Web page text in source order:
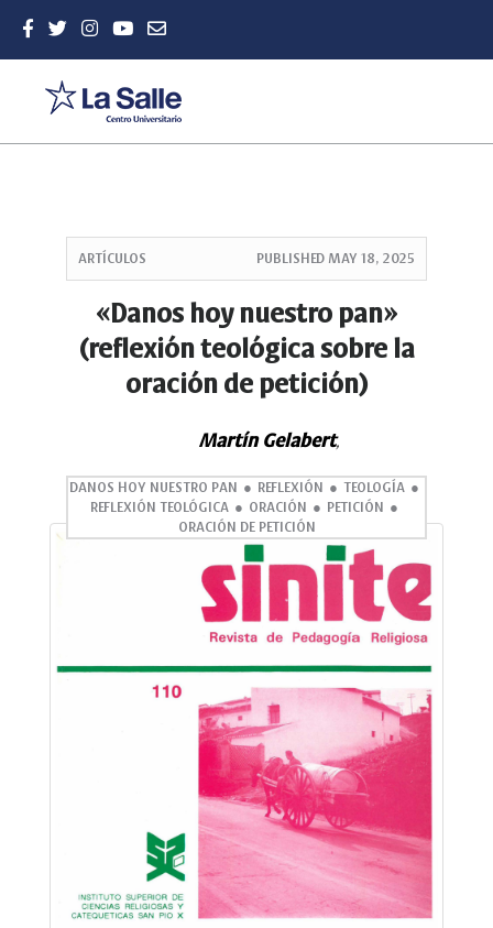
ARTÍCULOS PUBLISHED MAY 18, 2025
«Danos hoy nuestro pan»
(reflexión teológica sobre la
oración de petición)
Martín Gelabert,
DANOS HOY NUESTRO PAN REFLEXIÓN
TEOLOGÍA
REFLEXIÓN TEOLÓGICA
ORACIÓN
PETICIÓN
ORACIÓN DE PETICIÓN